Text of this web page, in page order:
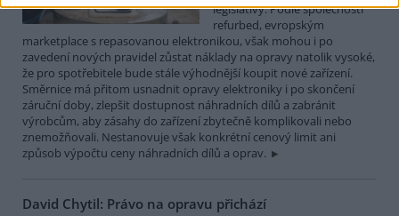
legislativy. Podle společnosti
refurbed, evropským
marketplace s repasovanou elektronikou, však mohou i po
zavedení nových pravidel zůstat náklady na opravy natolik vysoké,
že pro spotřebitele bude stále výhodnější koupit nové zařízení.
Směrnice má přitom usnadnit opravy elektroniky i po skončení
záruční doby, zlepšit dostupnost náhradních dílů a zabránit
výrobcům, aby zásahy do zařízení zbytečně komplikovali nebo
znemožňovali. Nestanovuje však konkrétní cenový limit ani
způsob výpočtu ceny náhradních dílů a oprav.
David Chytil: Právo na opravu přichází